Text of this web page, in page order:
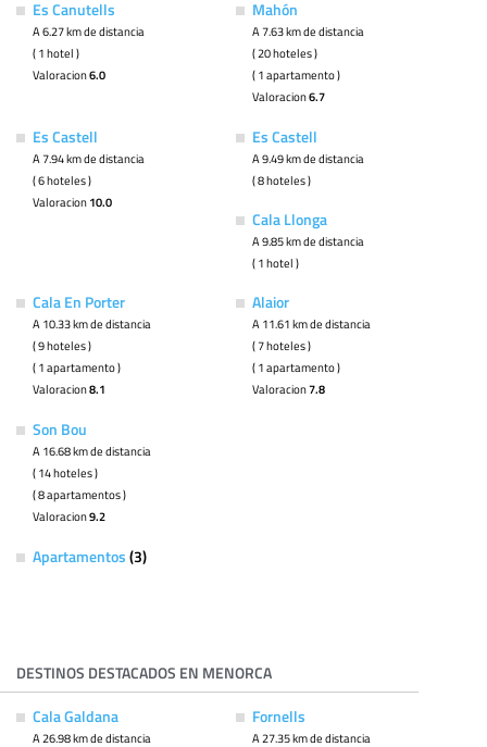
Es Canutells
A 6.27 km de distancia
( 1 hotel )
Valoracion6.0
Mahón
A 7.63 km de distancia
( 20 hoteles )
( 1 apartamento )
Valoracion6.7
Es Castell
A 7.94 km de distancia
( 6 hoteles )
Valoracion 10.0
Es Castell
A 9.49 km de distancia
( 8 hoteles )
Cala Llonga
A 9.85 km de distancia
( 1 hotel )
Cala En Porter
A 10.33 km de distancia
( 9 hoteles )
( 1 apartamento )
Valoracion8.1
Alaior
A 11.61 km de distancia
( 7 hoteles )
( 1 apartamento )
Valoracion7.8
Son Bou
A 16.68 km de distancia
( 14 hoteles )
( 8 apartamentos )
Valoracion9.2
Apartamentos (3)
DESTINOS DESTACADOS EN MENORCA
Cala Galdana
A 26.98 km de distancia
Fornells
A 27.35 km de distancia